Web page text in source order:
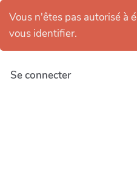
Vous n'êtes pas autorisé à
vous identifier.
Se connecter